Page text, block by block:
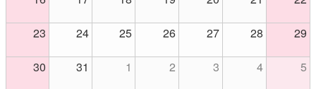
23 24 25 26 27 28 29
30 31 1 2 3 4 5